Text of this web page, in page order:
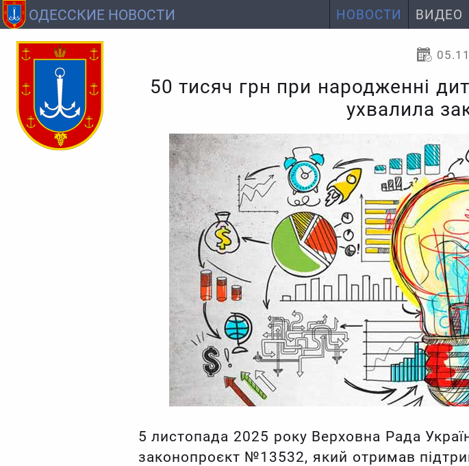
ОДЕССКИЕ НОВОСТИ НОВОСТИ ВИДЕО
50 тисяч грн при народженні
ухвалила
5 листопада 2025 року Верховна Рада
законопроєкт №13532, який отримав